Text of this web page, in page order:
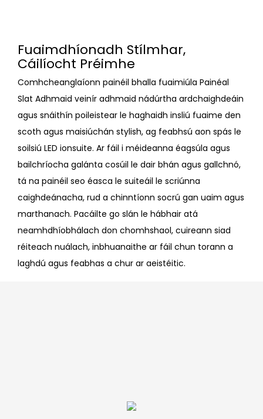
Fuaimdhíonadh Stílmhar,
Cáilíocht Préimhe
Comhcheanglaíonn painéil bhalla fuaimiúla Painéal
Slat Adhmaid veinír adhmaid nádúrtha ardchaighdeáin
agus snáithín poileistear le haghaidh insliú fuaime den
scoth agus maisiúchán stylish, ag feabhsú aon spás le
soilsiú LED ionsuite. Ar fáil i méideanna éagsúla agus
bailchríocha galánta cosúil le dair bhán agus gallchnó,
tá na painéil seo éasca le suiteáil le scriúnna
caighdeánacha, rud a chinntíonn socrú gan uaim agus
marthanach. Pacáilte go slán le hábhair atá
neamhdhíobhálach don chomhshaol, cuireann siad
réiteach nuálach, inbhuanaithe ar fáil chun torann a
laghdú agus feabhas a chur ar aeistéitic.